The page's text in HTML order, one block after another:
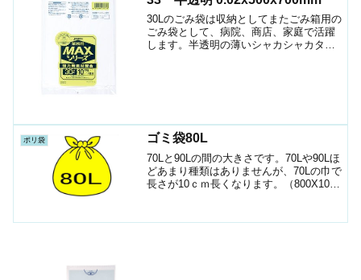
30Lのごみ袋は収納としてまたごみ箱用の
ごみ袋として、病院、商店、家庭で活躍
します。半透明の薄いシャカシャカタイ
ポリ袋 ゴミ袋80L
70Lと90Lの間の大きさです。70Lや90Lほ
どあまり種類はありませんが、70Lの巾で
長さが10ｃｍ長くなります。（800X1000
S-88半透明H...